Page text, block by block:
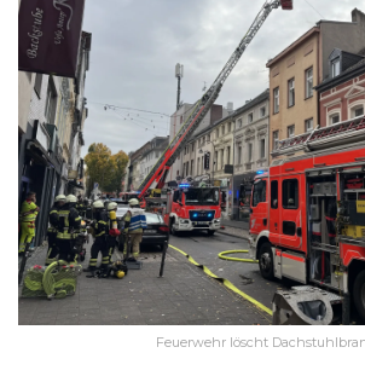
Feuerwehr löscht